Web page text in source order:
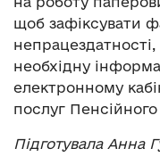
щоб зафіксувати
необхідну
електронному
послуг
Підготувала Анна